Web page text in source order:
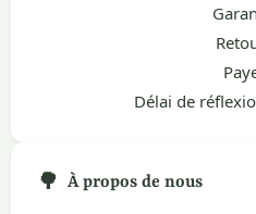
Délai de
🌳 À propos de nous